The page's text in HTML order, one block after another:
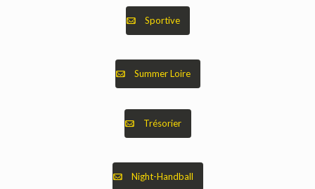
Sportive
Summer Loire
Trésorier
Night-Handball